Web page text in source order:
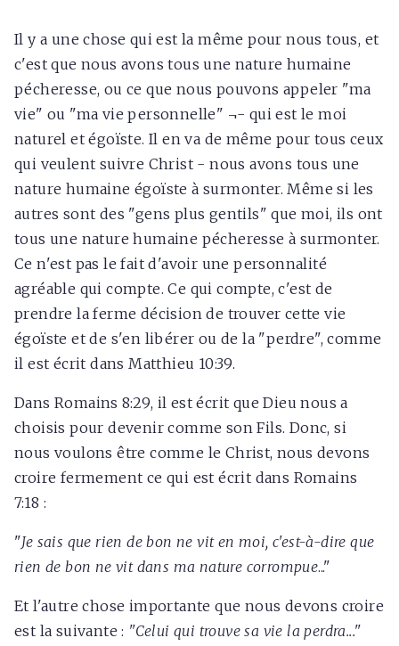
Il y a une chose qui est la même pour nous tous, et
c'est que nous avons tous une nature humaine
pécheresse, ou ce que nous pouvons appeler "ma
vie" ou "ma vie personnelle" ¬- qui est le moi
naturel et égoïste. Il en va de même pour tous ceux
qui veulent suivre Christ - nous avons tous une
nature humaine égoïste à surmonter. Même si les
autres sont des "gens plus gentils" que moi, ils ont
tous une nature humaine pécheresse à surmonter.
Ce n'est pas le fait d'avoir une personnalité
agréable qui compte. Ce qui compte, c'est de
prendre la ferme décision de trouver cette vie
égoïste et de s'en libérer ou de la "perdre", comme
il est écrit dans Matthieu 10:39.
Dans Romains 8:29, il est écrit que Dieu nous a
choisis pour devenir comme son Fils. Donc, si
nous voulons être comme le Christ, nous devons
croire fermement ce qui est écrit dans Romains
7:18 :
"Je sais que rien de bon ne vit en moi, c'est-à-dire que
rien de bon ne vit dans ma nature corrompue..."
Et l'autre chose importante que nous devons croire
est la suivante : "Celui qui trouve sa vie la perdra..."